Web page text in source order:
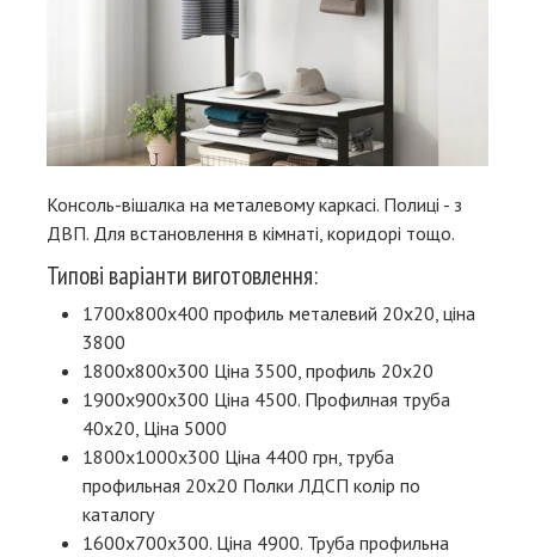
Консоль-вішалка на металевому каркасі. Полиці - з
ДВП. Для встановлення в кімнаті, коридорі тощо.
Типові варіанти виготовлення:
1700х800х400 профиль металевий 20х20, ціна
3800
1800х800х300 Ціна 3500, профиль 20х20
1900х900х300 Ціна 4500. Профилная труба
40х20, Ціна 5000
1800х1000х300 Ціна 4400 грн, труба
профильная 20х20 Полки ЛДСП колір по
каталогу
1600х700х300. Ціна 4900. Труба профильна